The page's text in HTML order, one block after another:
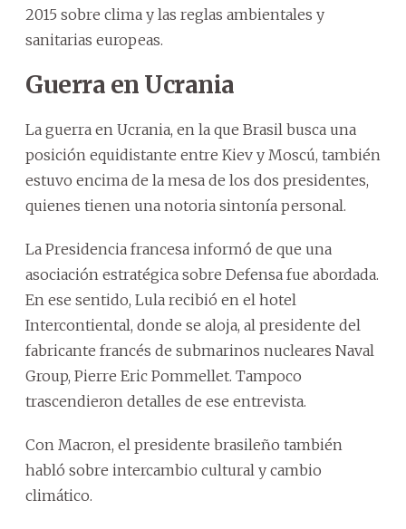
2015 sobre clima y las reglas ambientales y
sanitarias europeas.
Guerra en Ucrania
La guerra en Ucrania, en la que Brasil busca una
posición equidistante entre Kiev y Moscú, también
estuvo encima de la mesa de los dos presidentes,
quienes tienen una notoria sintonía personal.
La Presidencia francesa informó de que una
asociación estratégica sobre Defensa fue abordada.
En ese sentido, Lula recibió en el hotel
Intercontiental, donde se aloja, al presidente del
fabricante francés de submarinos nucleares Naval
Group, Pierre Eric Pommellet. Tampoco
trascendieron detalles de ese entrevista.
Con Macron, el presidente brasileño también
habló sobre intercambio cultural y cambio
climático.